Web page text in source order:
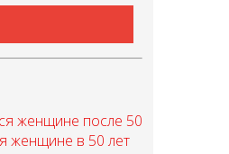
женщине после 50
женщине в 50 лет